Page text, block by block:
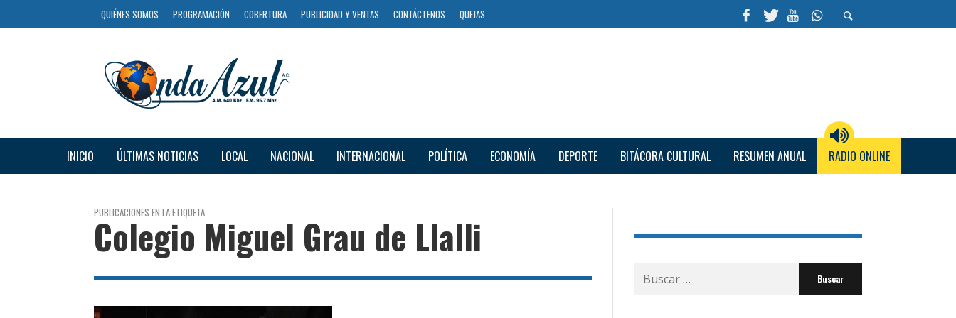
QUIÉNES SOMOS PROGRAMACIÓN COBERTURA PUBLICIDAD Y VENTAS CONTÁCTENOS QUEJAS
INICIO ÚLTIMAS NOTICIAS LOCAL NACIONAL INTERNACIONAL POLÍTICA ECONOMÍA DEPORTE BITÁCORA CULTURAL RESUMEN ANUAL RADIO ONLINE
PUBLICACIONES EN LA ETIQUETA
Colegio Miguel Grau de Llalli
Buscar
por: